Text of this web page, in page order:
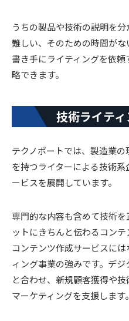
うちの製品や技術の説明を
難しい、そのための時間が
書き手にライティングを依
略できます。
技術ライテ
テクノポートでは、製造業
を持つライターによる技術
ービスを展開しています。
専門的な内容も含めて技術
ットにきちんと伝わるコン
コンテンツ作成サービスに
ィング事業の強みです。デ
と合わせ、新規顧客獲得や
マーケティングを支援します。